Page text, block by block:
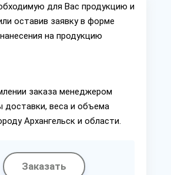
для Вас продукцию и
оставив заявку в форме
на продукцию
заказа менеджером
доставки, веса и объема
Архангельск и области.
Заказать